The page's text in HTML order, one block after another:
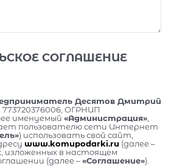
СОГЛАШЕНИЕ
Десятов Дмитрий
ОГРНИП
именуемый «Администрация»
пользователю сети Интернет
) использовать свой сайт,
www.komupodarki.ru (далее –
изложенных в настоящем
(далее –«Соглашение»).